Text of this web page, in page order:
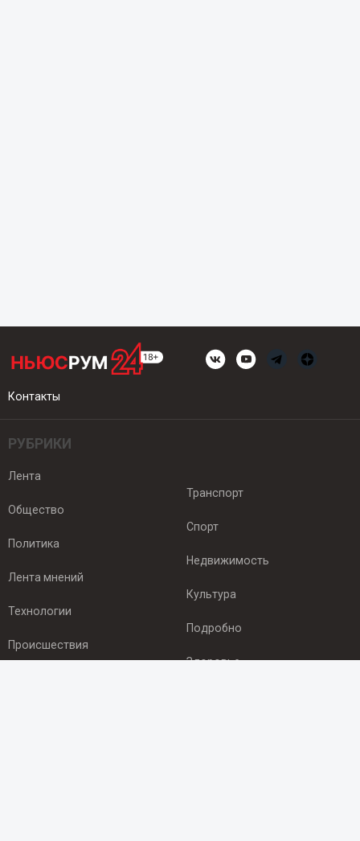
Контакты
РУБРИКИ
Лента
Общество
Политика
Лента мнений
Технологии
Происшествия
Транспорт
Спорт
Недвижимость
Культура
Подробно
Здоровье